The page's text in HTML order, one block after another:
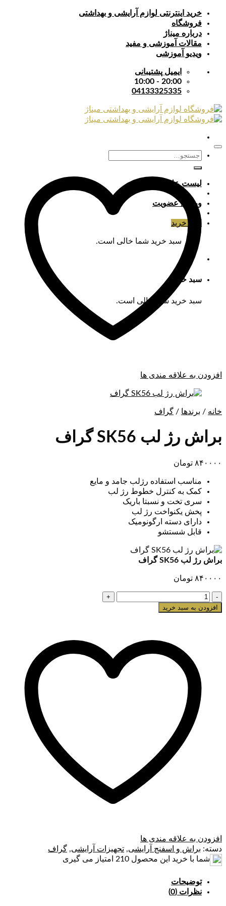
Skip
content
خرید اینترنتی لوازم آرایشی و بهداشتی
فروشگاه
درباره میناژ
مقالات آموزشی و مفید
ویدیو آموزشی
ایمیل پشتیبانی
20:00 - 10:00
04133325335
جستجو
برای:
لیست علایق
ورود / عضویت
سبد خرید
سبد خرید شما خالی است.
سبد خرید
سبد خرید شما خالی است.
افزودن به علاقه مندی ها
خانه / برندها / گراف
براش رژ لب SK56 گراف
۸۴۰۰۰۰ تومان
مناسب استفاده رژلب جامد و مایع
کمک به کنترل خطوط رژ لب
سری تخت و نسبتا باریک
پخش یکنواخت رژ لب
دارای دسته ارگونومیک
قابل شستشو
براش رژ لب SK56 گراف
۸۴۰۰۰۰ تومان
براش
رژ
افزودن به سبد خرید
افزودن به علاقه مندی ها
دسته: براش و اسفنج آرایشی, تجهیزات آرایشی, گراف
شما با خرید این محصول 210 امتیاز می گیری
توضیحات
نظرات (0)